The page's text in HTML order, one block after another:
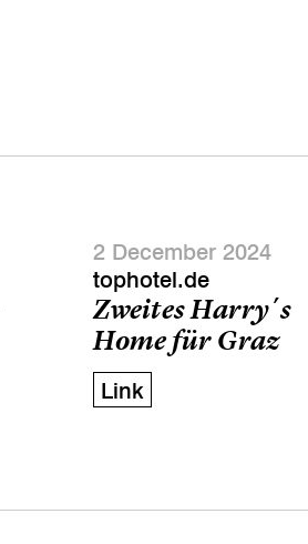
2 December 2024
tophotel.de
Zweites Harry´s
Home für Graz
Link